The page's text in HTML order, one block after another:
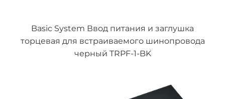
Basic System Ввод питания и заглушка
торцевая для встраиваемого шинопровода
черный TRPF-1-BK